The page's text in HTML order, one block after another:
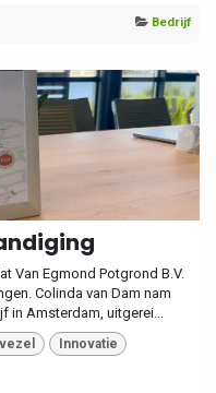
Bedrijf
Van Egmond Potgrond B.V.
Colinda van Dam nam
Amsterdam, uitgerei...
Innovatie